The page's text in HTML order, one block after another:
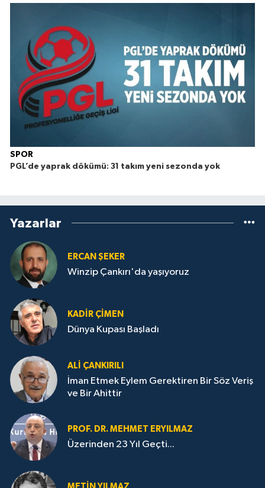
SPOR
PGL’de yaprak dökümü: 31 takım yeni sezonda yok
Yazarlar
ERCAN ŞEKER
Winzip Çankırı'da yaşıyoruz
KADIR ÇIMEN
Dünya Kupası Başladı
ALI ÇANKIRILI
İman Etmek Eylem Gerektiren Bir Söz Veriş
ve Bir Ahittir
PROF. DR. MEHMET ERYILMAZ
Üzerinden 23 Yıl Geçti...